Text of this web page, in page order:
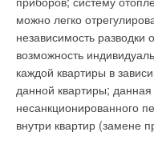
можно легко
независимость разводки
возможность
каждой квартиры в
данной квартиры;
несанкционированного
внутри квартир (замене
Рис. 8.
упора
Концерн KSB — это
оборудования и
отраслей
строительства и
предприятием Германии
оборудования, история
и неразрывно связана с